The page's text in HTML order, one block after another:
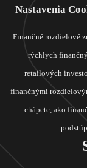
Nastavenia
Finančné rozdielové
rýchlych
retailových
finančnými
chápete, ako